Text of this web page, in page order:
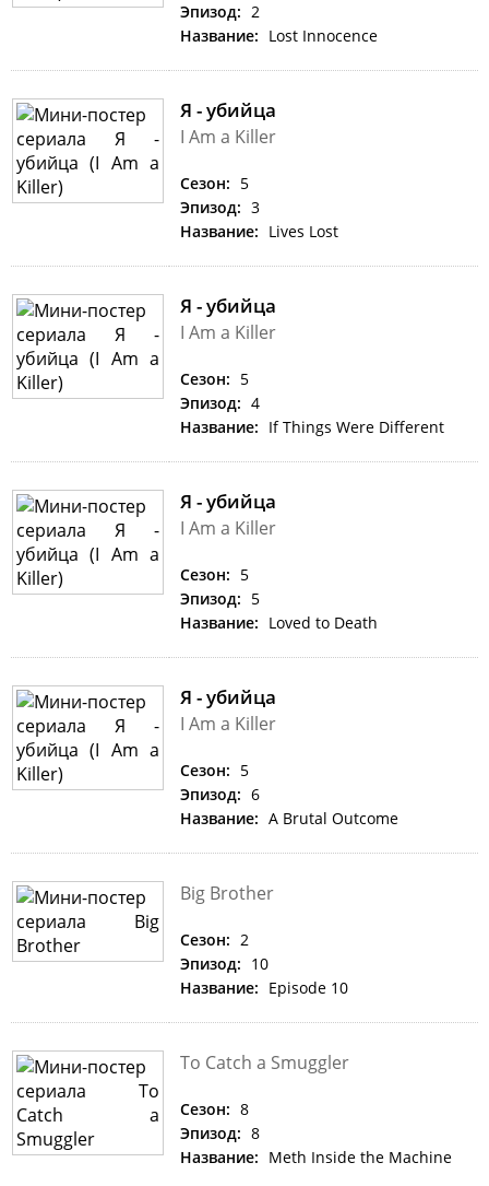
Эпизод: 2
Название: Lost Innocence
Я - убийца
I Am a Killer
Сезон: 5
Эпизод: 3
Название: Lives Lost
Я - убийца
I Am a Killer
Сезон: 5
Эпизод: 4
Название: If Things Were Different
Я - убийца
I Am a Killer
Сезон: 5
Эпизод: 5
Название: Loved to Death
Я - убийца
I Am a Killer
Сезон: 5
Эпизод: 6
Название: A Brutal Outcome
Big Brother
Сезон: 2
Эпизод: 10
Название: Episode 10
To Catch a Smuggler
Сезон: 8
Эпизод: 8
Название: Meth Inside the Machine